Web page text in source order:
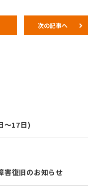
次の記事へ
～17日)
害復旧のお知らせ